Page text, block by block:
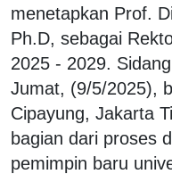
menetapkan Prof.
Ph.D, sebagai
2025 - 2029.
Jumat, (9/5/2025),
Cipayung, Jakarta
bagian dari proses
pemimpin baru